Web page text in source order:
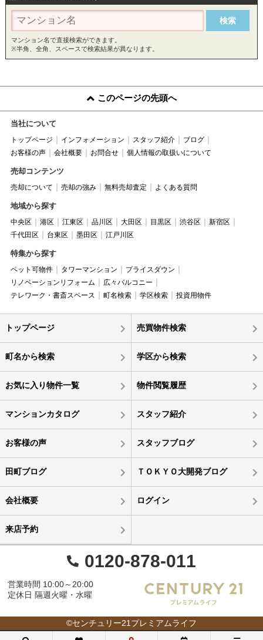
マンション名で直接検索ができます。
※半角、全角、スペースで検索結果が異なります。
このページの先頭へ
当社について
トップページ インフォメーション スタッフ紹介
ブログ
お客様の声
会社概要 お問合せ 個人情報の取扱いについて
売却コンテンツ
売却について 売却の強み 無料売却査定 よくある質問
地域から探す
中央区 港区 江東区 品川区 大田区 目黒区 渋谷区
新宿区
千代田区
台東区 墨田区 江戸川区
特集から探す
ペット可物件 タワーマンション
プライスダウン
リノベーションリフォーム
広々バルコニー
テレワーク・書斎スペース
町名検索 学区検索 投資用物件
トップページ 売買物件検索
町名から検索 学区から検索
お気に入り物件一覧 物件閲覧履歴
マンションカタログ スタッフ紹介
お客様の声 スタッフブログ
田町ブログ ＴＯＫＹＯ大開発ブログ
会社概要 ログイン
来店予約
0120-878-011
営業時間 10:00～20:00
定休日 隔週火曜・水曜
©センチュリー21プレミアムライフ